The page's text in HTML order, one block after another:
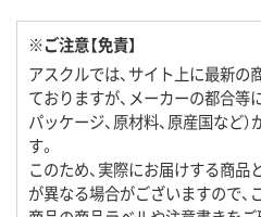
※ご注意【免責】
アスクルでは、サイト上に最新
ておりますが、メーカーの都合等に
パッケージ、原材料、原産国など
す。
このため、実際にお届けする商
が異なる場合がございますので